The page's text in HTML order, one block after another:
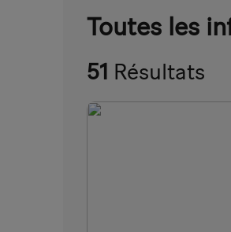
Toutes les
51 Résultats